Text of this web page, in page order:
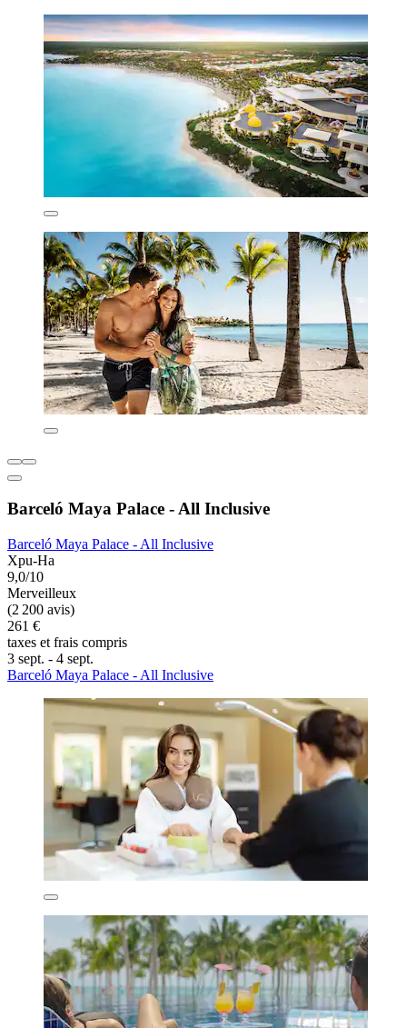
Barceló Maya Palace - All Inclusive
Barceló Maya Palace - All Inclusive
Xpu-Ha
9,0/10
Merveilleux
(2 200 avis)
261 €
taxes et frais compris
3 sept. - 4 sept.
Barceló Maya Palace - All Inclusive